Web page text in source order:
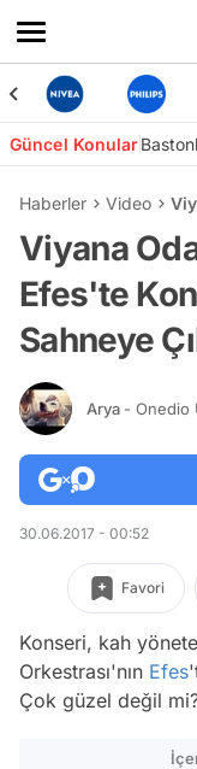
Güncel Konular
Haberler Video
Viyana
Efes'te
Sahneye
Arya - Onedio
30.06.2017 - 00:52
Favori
Konseri, kah
Orkestrası'nın Efes
Çok güzel değil